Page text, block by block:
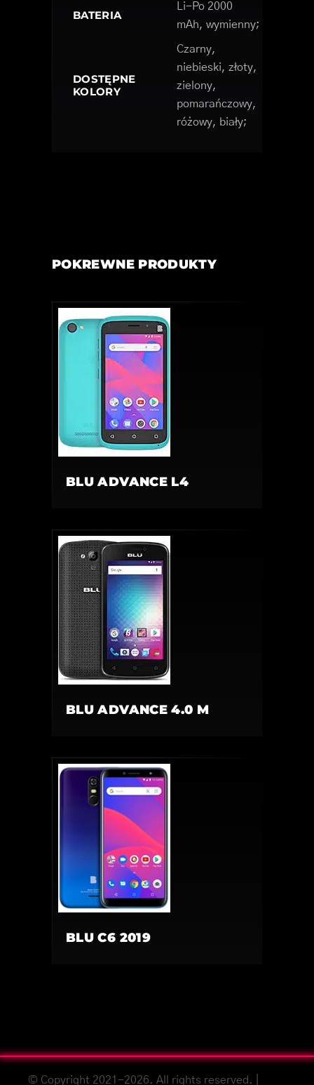
BATERIA
Li-Po 2000
mAh, wymienny;
DOSTĘPNE
KOLORY
Czarny,
niebieski, złoty,
zielony,
pomarańczowy,
różowy, biały;
POKREWNE PRODUKTY
BLU ADVANCE L4
BLU ADVANCE 4.0 M
BLU C6 2019
© Copyright 2021-2026. All rights reserved. |